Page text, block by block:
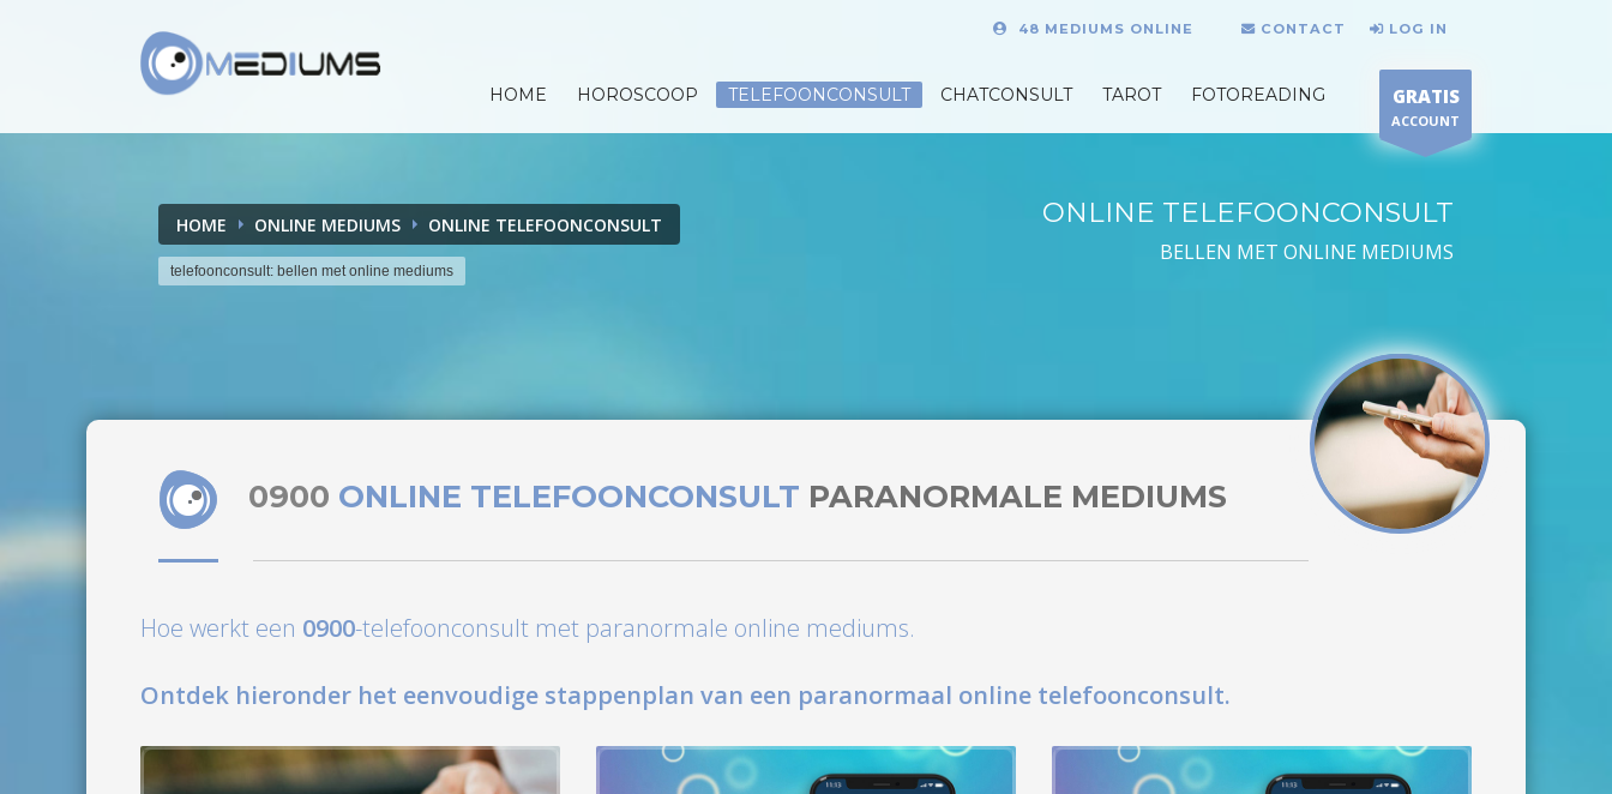
48 MEDIUMS ONLINE CONTACT LOG IN
HOME HOROSCOOP TELEFOONCONSULT CHATCONSULT TAROT FOTOREADING GRATIS
ACCOUNT
HOME ONLINE MEDIUMS ONLINE TELEFOONCONSULT
telefoonconsult: bellen met online mediums
ONLINE TELEFOONCONSULT
BELLEN MET ONLINE MEDIUMS
0900 ONLINE TELEFOONCONSULT PARANORMALE MEDIUMS
Hoe werkt een 0900-telefoonconsult met paranormale online mediums.
Ontdek hieronder het eenvoudige stappenplan van een paranormaal online telefoonconsult.